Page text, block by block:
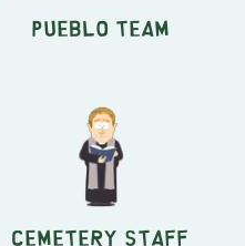
Pueblo Team
Cemetery Staff